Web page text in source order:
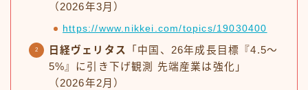
（2026年3月）
https://www.nikkei.com/topics/19030400
日経ヴェリタス
「中国、26年成長目標『4.5〜
5%』に引き下げ観測 先端産業は強化」
（2026年2月）